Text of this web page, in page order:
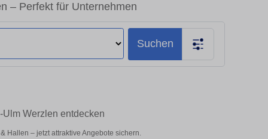
– Perfekt für Unternehmen
Suchen
Werzlen entdecken
Hallen – jetzt attraktive Angebote sichern.